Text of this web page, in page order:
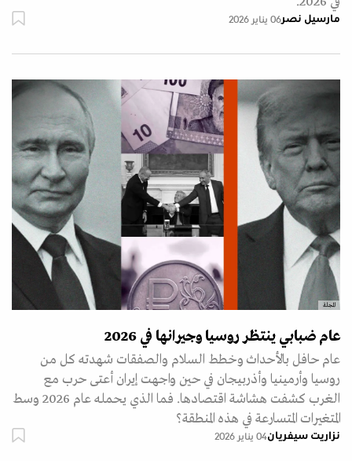
مارسيل نصر06 يناير 2026
المجلة
عام ضبابي ينتظر روسيا وجيرانها في 2026
عام حافل بالأحداث وخطط السلام والصفقات شهدته كل من
روسيا وأرمينيا وأذربيجان في حين واجهت إيران أعتى حرب مع
الغرب كشفت هشاشة اقتصادها. فما الذي يحمله عام 2026 وسط
المتغيرات المتسارعة في هذه المنطقة؟
نزاريت سيفريان04 يناير 2026